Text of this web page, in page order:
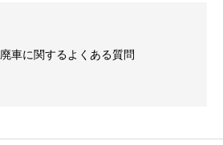
廃車に関するよくある質問